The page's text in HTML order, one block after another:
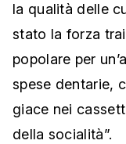
la qualità delle
stato la forza
popolare per
spese dentarie,
giace nei
della socialità”.